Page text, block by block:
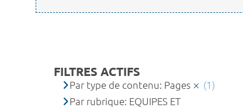
FILTRES ACTIFS
Par type de contenu: Pages
(1)
Par rubrique: EQUIPES ET